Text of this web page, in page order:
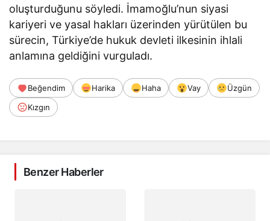
oluşturduğunu söyledi. İmamoğlu’nun siyasi
kariyeri ve yasal hakları üzerinden yürütülen bu
sürecin, Türkiye’de hukuk devleti ilkesinin ihlali
anlamına geldiğini vurguladı.
Beğendim Harika Haha Vay
Üzgün
Kızgın
Benzer Haberler